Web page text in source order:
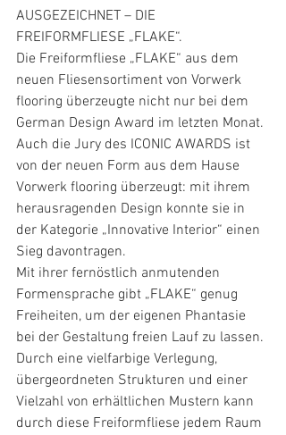
AUSGEZEICHNET – DIE
FREIFORMFLIESE „FLAKE“.
Die Freiformfliese „FLAKE“ aus dem
neuen Fliesensortiment von Vorwerk
flooring überzeugte nicht nur bei dem
German Design Award im letzten Monat.
Auch die Jury des ICONIC AWARDS ist
von der neuen Form aus dem Hause
Vorwerk flooring überzeugt: mit ihrem
herausragenden Design konnte sie in
der Kategorie „Innovative Interior“ einen
Sieg davontragen.
Mit ihrer fernöstlich anmutenden
Formensprache gibt „FLAKE“ genug
Freiheiten, um der eigenen Phantasie
bei der Gestaltung freien Lauf zu lassen.
Durch eine vielfarbige Verlegung,
übergeordneten Strukturen und einer
Vielzahl von erhältlichen Mustern kann
durch diese Freiformfliese jedem Raum